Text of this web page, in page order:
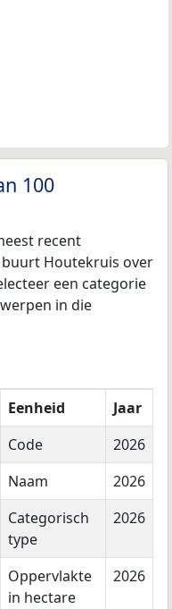
100
recent
Houtekruis over
een categorie
in die
Eenheid
Jaar
Code
2026
Naam
2026
Categorisch
type
2026
Oppervlakte
in hectare
2026